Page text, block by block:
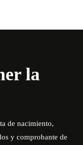
la
de nacimiento,
y comprobante de